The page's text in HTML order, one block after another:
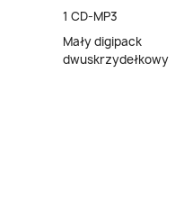
1 CD-MP3
Mały digipack
dwuskrzydełkowy